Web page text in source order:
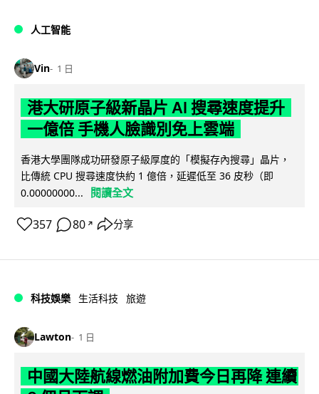
人工智能
Vin 1 日
港大研原子級新晶片 AI 搜尋速度提升
一億倍 手機人臉識別免上雲端
香港大學團隊成功研發原子級厚度的「模擬存內搜尋」晶片，
比傳統 CPU 搜尋速度快約 1 億倍，延遲低至 36 皮秒（即
0.00000000...
閱讀全文
357 80 ↗ 分享
科技娛樂 生活科技 旅遊
Lawton 1 日
中國大陸航線燃油附加費今日再降 連續